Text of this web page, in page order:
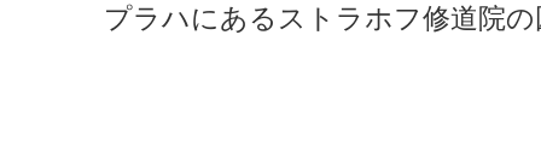
プラハにあるストラホフ修道院